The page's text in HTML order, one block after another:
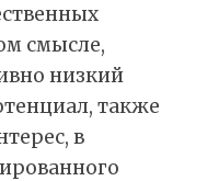
смысле,
низкий
также
в